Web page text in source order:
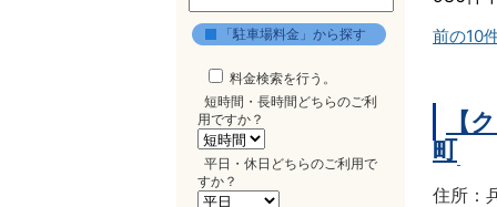
「駐車場料金」から探す
料金検索を行う。
短時間・長時間どちらのご利
用ですか？
平日・休日どちらのご利用で
すか？
前の10
【
町
住所：